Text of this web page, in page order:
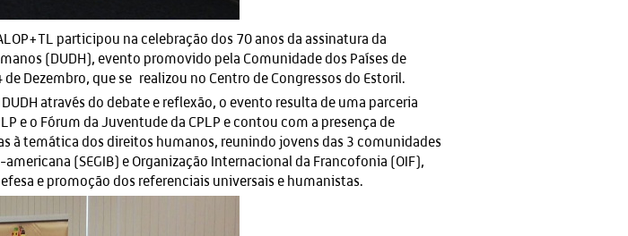
participou na celebração dos 70 anos da assinatura da
(DUDH), evento promovido pela Comunidade dos Países de
Dezembro, que se realizou no Centro de Congressos do Estoril.
através do debate e reflexão, o evento resulta de uma parceria
e o Fórum da Juventude da CPLP e contou com a presença de
à temática dos direitos humanos, reunindo jovens das 3 comunidades
(SEGIB) e Organização Internacional da Francofonia (OIF),
e promoção dos referenciais universais e humanistas.